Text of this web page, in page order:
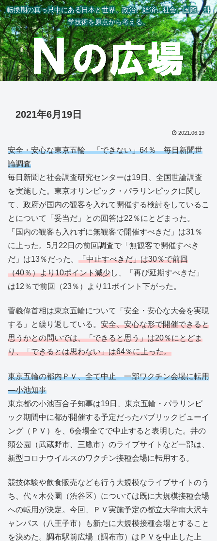
転換期の真っ只中にある日本と世界。政治、経済、社会、国際、科
学技術を原点から考える。
2021年6月19日
2021.06.19
安全・安心な東京五輪 「できない」64％ 毎日新聞世
論調査
毎日新聞と社会調査研究センターは19日、全国世論調査
を実施した。東京オリンピック・パラリンピックに関し
て、政府が国内の観客を入れて開催する検討をしているこ
とについて「妥当だ」との回答は22％にとどまった。
「国内の観客も入れずに無観客で開催すべきだ」は31％
に上った。5月22日の前回調査で「無観客で開催すべき
だ」は13％だった。 「中止すべきだ」は30％で前回
（40％）より10ポイント減少し、「再び延期すべきだ」
は12％で前回（23％）より11ポイント下がった。
菅義偉首相は東京五輪について「安全・安心な大会を実現
する」と繰り返している。 安全、安心な形で開催できると
思うかとの問いでは、「できると思う」は20％にとどま
り、「できるとは思わない」は64％に上った。
東京五輪の都内ＰＶ、全て中止 一部ワクチン会場に転用
―小池知事
東京都の小池百合子知事は19日、東京五輪・パラリンピ
ック期間中に都が開催する予定だったパブリックビューイ
ング（ＰＶ）を、6会場全てで中止すると表明した。井の
頭公園（武蔵野市、三鷹市）のライブサイトなど一部は、
新型コロナウイルスのワクチン接種会場に転用する。
競技体験や飲食販売なども行う大規模なライブサイトのう
ち、代々木公園（渋谷区）については既に大規模接種会場
への転用が決定。今回、ＰＶ実施予定の都立大学南大沢キ
ャンパス（八王子市）も新たに大規模接種会場とすること
を決めた。調布駅前広場（調布市）はＰＶを中止した上